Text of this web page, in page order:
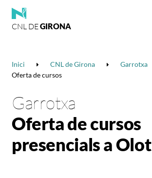
CNL DEGIRONA
Inici CNL de Girona
Garrotxa
Oferta de cursos
Garrotxa
Oferta de cursos
presencials a Olot